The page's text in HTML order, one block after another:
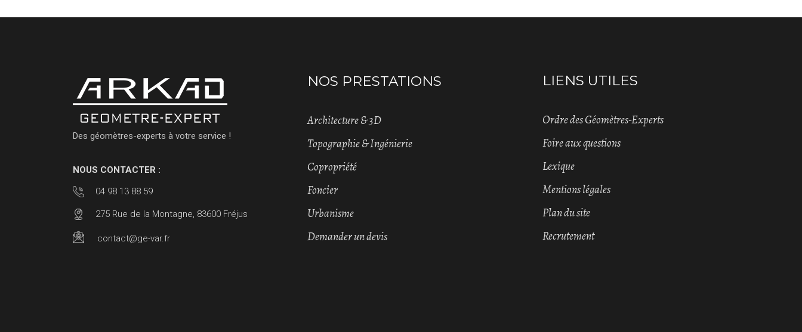
Des géomètres-experts à votre service !
NOUS CONTACTER :
04 98 13 88 59
275 Rue de la Montagne, 83600 Fréjus
contact@ge-var.fr
NOS PRESTATIONS
Architecture & 3D
Topographie & Ingénierie
Copropriété
Foncier
Urbanisme
Demander un devis
LIENS UTILES
Ordre des Géomètres-Experts
Foire aux questions
Lexique
Mentions légales
Plan du site
Recrutement